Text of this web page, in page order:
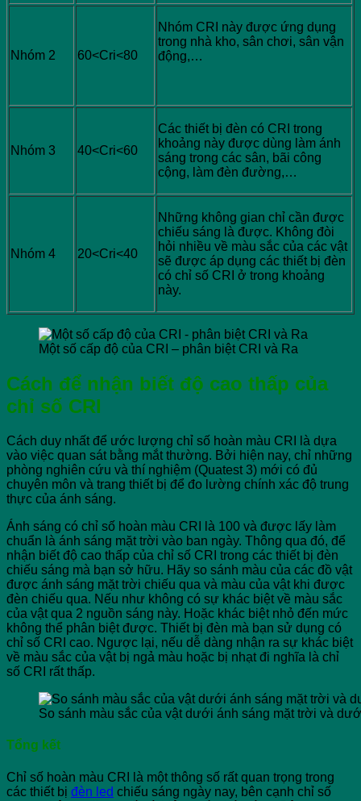
Nhóm 2 60<Cri<80
Nhóm CRI này được ứng dụng
trong nhà kho, sân chơi, sân vận
động,…
Nhóm 3 40<Cri<60
Các thiết bị đèn có CRI trong
khoảng này được dùng làm ánh
sáng trong các sân, bãi công
cộng, làm đèn đường,…
Nhóm 4 20<Cri<40
Những không gian chỉ cần được
chiếu sáng là được. Không đòi
hỏi nhiều về màu sắc của các vật
sẽ được áp dụng các thiết bị đèn
có chỉ số CRI ở trong khoảng
này.
Một số cấp độ của CRI – phân biệt CRI và Ra
Cách để nhận biết độ cao thấp của
chỉ số CRI
Cách duy nhất để ước lượng chỉ số hoàn màu CRI là dựa
vào việc quan sát bằng mắt thường. Bởi hiện nay, chỉ những
phòng nghiên cứu và thí nghiệm (Quatest 3) mới có đủ
chuyên môn và trang thiết bị để đo lường chính xác độ trung
thực của ánh sáng.
Ánh sáng có chỉ số hoàn màu CRI là 100 và được lấy làm
chuẩn là ánh sáng mặt trời vào ban ngày. Thông qua đó, để
nhận biết độ cao thấp của chỉ số CRI trong các thiết bị đèn
chiếu sáng mà bạn sở hữu. Hãy so sánh màu của các đồ vật
được ánh sáng mặt trời chiếu qua và màu của vật khi được
đèn chiếu qua. Nếu như không có sự khác biệt về màu sắc
của vật qua 2 nguồn sáng này. Hoặc khác biệt nhỏ đến mức
không thể phân biệt được. Thiết bị đèn mà bạn sử dụng có
chỉ số CRI cao. Ngược lại, nếu dễ dàng nhận ra sự khác biệt
về màu sắc của vật bị ngả màu hoặc bị nhạt đi nghĩa là chỉ
số CRI rất thấp.
So sánh màu sắc của vật dưới ánh sáng mặt trời và
Tổng kết
Chỉ số hoàn màu CRI là một thông số rất quan trọng trong
các thiết bị đèn led chiếu sáng ngày nay, bên cạnh chỉ số